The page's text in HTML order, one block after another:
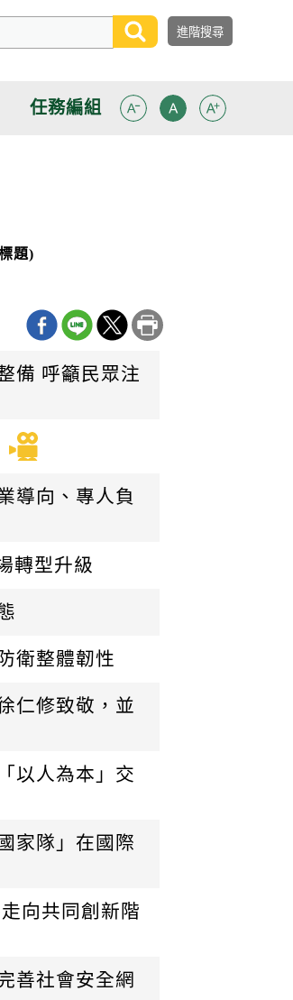
任務編組
題)
備 呼籲民眾注
導向、專人負
轉型升級
衛整體韌性
仁修致敬，並
以人為本」交
家隊」在國際
向共同創新階
善社會安全網